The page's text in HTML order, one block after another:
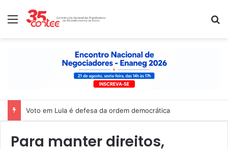
Menu
Voto em Lula é defesa da ordem democrática
Para manter direitos,